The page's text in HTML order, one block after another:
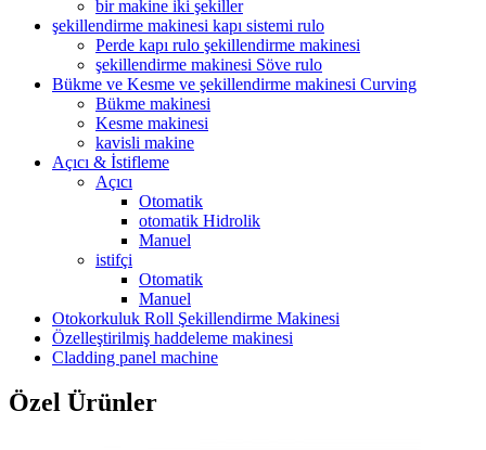
bir makine iki şekiller
şekillendirme makinesi kapı sistemi rulo
Perde kapı rulo şekillendirme makinesi
şekillendirme makinesi Söve rulo
Bükme ve Kesme ve şekillendirme makinesi Curving
Bükme makinesi
Kesme makinesi
kavisli makine
Açıcı & İstifleme
Açıcı
Otomatik
otomatik Hidrolik
Manuel
istifçi
Otomatik
Manuel
Otokorkuluk Roll Şekillendirme Makinesi
Özelleştirilmiş haddeleme makinesi
Cladding panel machine
Özel Ürünler